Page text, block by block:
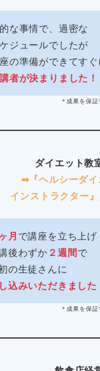
な事情で、過密な
ジュールでしたが
の準備ができてすぐ
者が決まりました！
果を保証するもの
ダイエット教
➡︎『ヘルシーダイ
インストラクター
月 で講座を立ち上げ
後わずか ２週間 で
の生徒さんに
込みいただきました
果を保証するもの